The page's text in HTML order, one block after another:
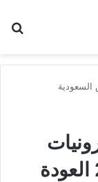
السعودية
السعودية 11-9-2014 العودة